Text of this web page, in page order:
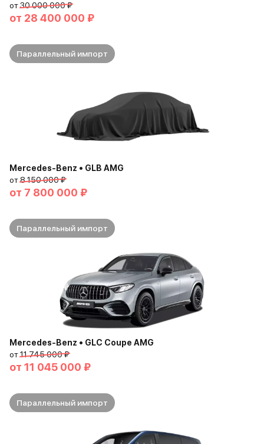
от30 000 000 ₽
от 28 400 000 ₽
Параллельный импорт
Mercedes-Benz • GLB AMG
от8 150 000 ₽
от 7 800 000 ₽
Параллельный импорт
Mercedes-Benz • GLC Coupe AMG
от11 745 000 ₽
от 11 045 000 ₽
Параллельный импорт